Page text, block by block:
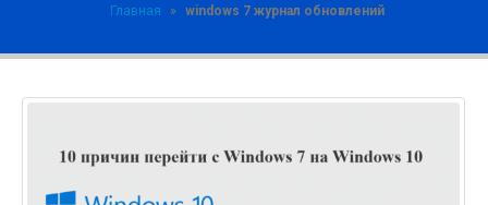
Главная » windows 7 журнал обновлений